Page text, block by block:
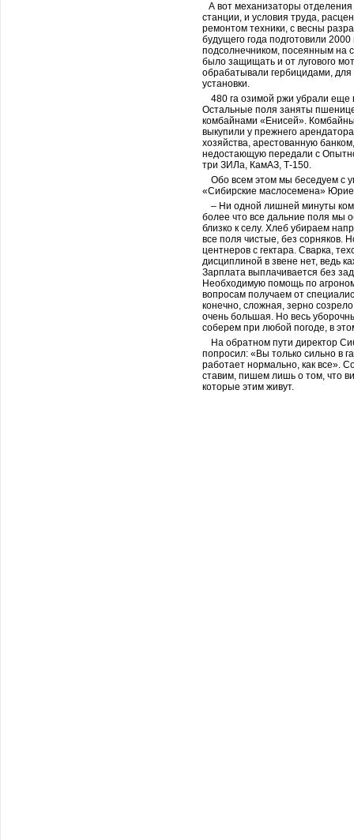
А вот механизаторы
станции, и условия труда,
ремонтом техники, с весны
будущего года подготовили
подсолнечником, посеянным на
было защищать и от лугового
обрабатывали гербицидами,
установки.
480 га озимой ржи убрали еще
Остальные поля заняты
комбайнами «Енисей».
выкупили у прежнего
хозяйства, арестованную
недостающую передали с
три ЗИЛа, КамАЗ, Т-150.
Обо всем этом мы беседуем с
«Сибирские маслосемена»
– Ни одной лишней минуты
более что все дальние поля мы
близко к селу. Хлеб убираем
все поля чистые, без сорняков.
центнеров с гектара. Сварка,
дисциплиной в звене нет, ведь
Зарплата выплачивается без
Необходимую помощь по
вопросам получаем от
конечно, сложная, зерно
очень большая. Но весь
соберем при любой погоде, в
На обратном пути директор
попросил: «Вы только сильно в
работает нормально, как все».
ставим, пишем лишь о том, что
которые этим живут.